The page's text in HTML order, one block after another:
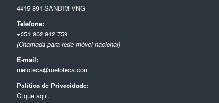
4415-891 SANDIM VNG
Telefone:
+351 962 942 759
(Chamada para rede móvel nacional)
E-mail:
meloteca@meloteca.com
Política de Privacidade:
Clique aqui.